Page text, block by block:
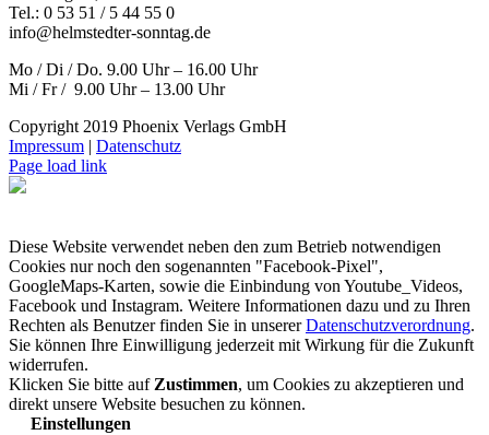
Tel.: 0 53 51 / 5 44 55 0
info@helmstedter-sonntag.de
Mo / Di / Do. 9.00 Uhr – 16.00 Uhr
Mi / Fr / 9.00 Uhr – 13.00 Uhr
Copyright 2019 Phoenix Verlags GmbH
Impressum
Datenschutz
Page load link
Diese Website verwendet neben den zum Betrieb notwendigen
Cookies nur noch den sogenannten "Facebook-Pixel",
GoogleMaps-Karten, sowie die Einbindung von Youtube_Videos,
Facebook und Instagram. Weitere Informationen dazu und zu Ihren
Rechten als Benutzer finden Sie in unsererDatenschutzverordnung.
Sie können Ihre Einwilligung jederzeit mit Wirkung für die Zukunft
widerrufen.
Klicken Sie bitte aufZustimmen, um Cookies zu akzeptieren und
direkt unsere Website besuchen zu können.
Einstellungen